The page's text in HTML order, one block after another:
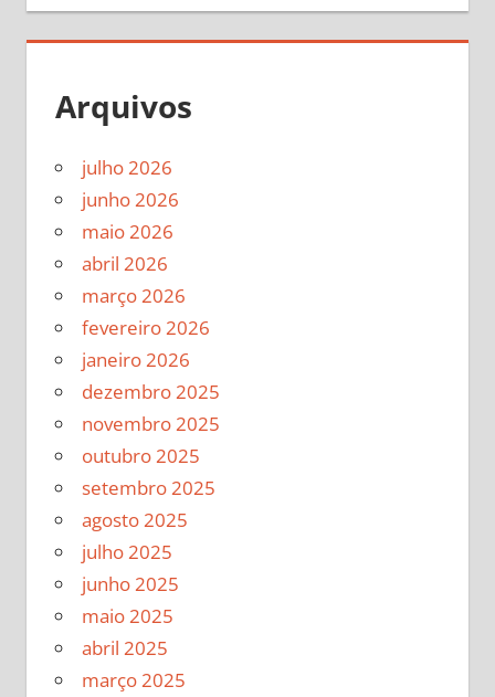
Arquivos
julho 2026
junho 2026
maio 2026
abril 2026
março 2026
fevereiro 2026
janeiro 2026
dezembro 2025
novembro 2025
outubro 2025
setembro 2025
agosto 2025
julho 2025
junho 2025
maio 2025
abril 2025
março 2025